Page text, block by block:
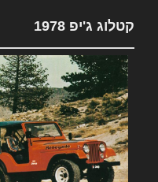
קטלוג ג'יפ 1978